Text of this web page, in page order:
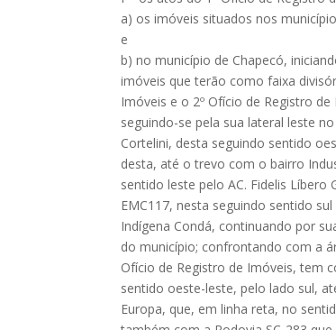
a) os imóveis situados nos
e
b) no município de Chapecó,
imóveis que terão como faixa
Imóveis e o 2º Ofício de Registro
seguindo-se pela sua lateral leste
Cortelini, desta seguindo sentido
desta, até o trevo com o bairro
sentido leste pelo AC. Fidelis
EMC117, nesta seguindo sentido
Indígena Condá, continuando por
do município; confrontando com a
Ofício de Registro de Imóveis, tem
sentido oeste-leste, pelo lado sul,
Europa, que, em linha reta, no